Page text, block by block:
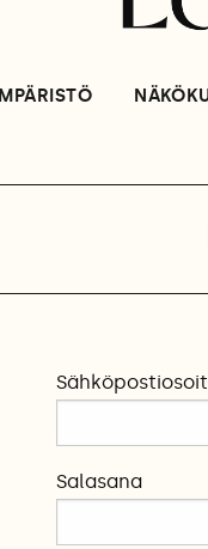
Salasana